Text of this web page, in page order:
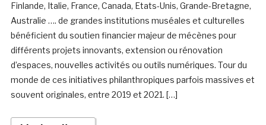
Finlande, Italie, France, Canada, Etats-Unis, Grande-Bretagne,
Australie …. de grandes institutions muséales et culturelles
bénéficient du soutien financier majeur de mécènes pour
différents projets innovants, extension ou rénovation
d’espaces, nouvelles activités ou outils numériques. Tour du
monde de ces initiatives philanthropiques parfois massives et
souvent originales, entre 2019 et 2021. […]